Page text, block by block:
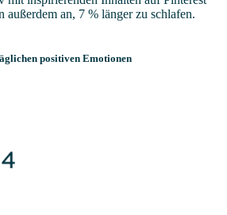
außerdem an, 7 % länger zu schlafen.
positiven Emotionen